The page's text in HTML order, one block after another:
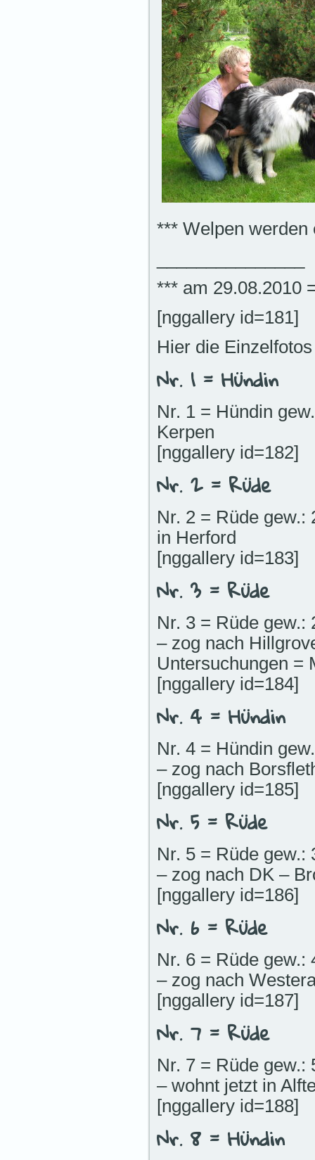
*** Welpen werden
*** am 29.08.2010
[nggallery id=181]
Hier die
Nr. 1 = Hündin
Nr. 1 = Hündin
Kerpen
[nggallery id=182]
Nr. 2 = Rüde
Nr. 2 = Rüde gew.:
in Herford
[nggallery id=183]
Nr. 3 = Rüde
Nr. 3 = Rüde gew.:
– zog nach
Untersuchungen =
[nggallery id=184]
Nr. 4 = Hündin
Nr. 4 = Hündin
– zog nach
[nggallery id=185]
Nr. 5 = Rüde
Nr. 5 = Rüde gew.:
– zog nach DK –
[nggallery id=186]
Nr. 6 = Rüde
Nr. 6 = Rüde gew.:
– zog nach
[nggallery id=187]
Nr. 7 = Rüde
Nr. 7 = Rüde gew.:
– wohnt jetzt in
[nggallery id=188]
Nr. 8 = Hündin